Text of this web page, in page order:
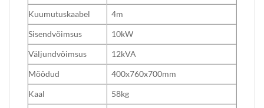
Kuumutuskaabel
4m
Sisendvõimsus
10kW
Väljundvõimsus
12kVA
Mõõdud
400x760x700mm
Kaal
58kg